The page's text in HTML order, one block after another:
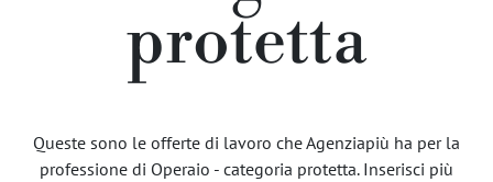
protetta
Queste sono le offerte di lavoro che Agenziapiù ha per la
professione di Operaio - categoria protetta. Inserisci più